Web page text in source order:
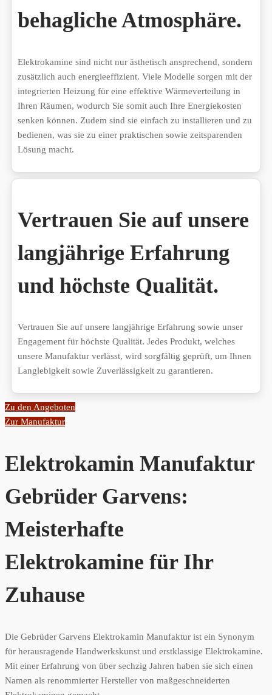
behagliche Atmosphäre.
Elektrokamine sind nicht nur ästhetisch ansprechend, sondern
zusätzlich auch energieeffizient. Viele Modelle sorgen mit der
integrierten Heizung für eine effektive Wärmeverteilung in
Ihren Räumen, wodurch Sie somit auch Ihre Energiekosten
senken können. Zudem sind sie einfach zu installieren und zu
bedienen, was sie zu einer praktischen sowie zeitsparenden
Lösung macht.
Vertrauen Sie auf unsere
langjährige Erfahrung
und höchste Qualität.
Vertrauen Sie auf unsere langjährige Erfahrung sowie unser
Engagement für höchste Qualität. Jedes Produkt, welches
unsere Manufaktur verlässt, wird sorgfältig geprüft, um Ihnen
Langlebigkeit sowie Zuverlässigkeit zu garantieren.
Zu den Angeboten
Zur Manufaktur
Elektrokamin Manufaktur
Gebrüder Garvens:
Meisterhafte
Elektrokamine für Ihr
Zuhause
Die Gebrüder Garvens Elektrokamin Manufaktur ist ein Synonym
für herausragende Handwerkskunst und erstklassige Elektrokamine.
Mit einer Erfahrung von über sechzig Jahren haben sie sich einen
Namen als renommierter Hersteller von maßgeschneiderten